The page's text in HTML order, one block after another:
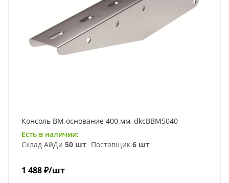
Консоль ВМ основание 400 мм, dkcBBM5040
Есть в наличии:
Склад АйДи 50 шт Поставщик 6 шт
1 488₽/шт